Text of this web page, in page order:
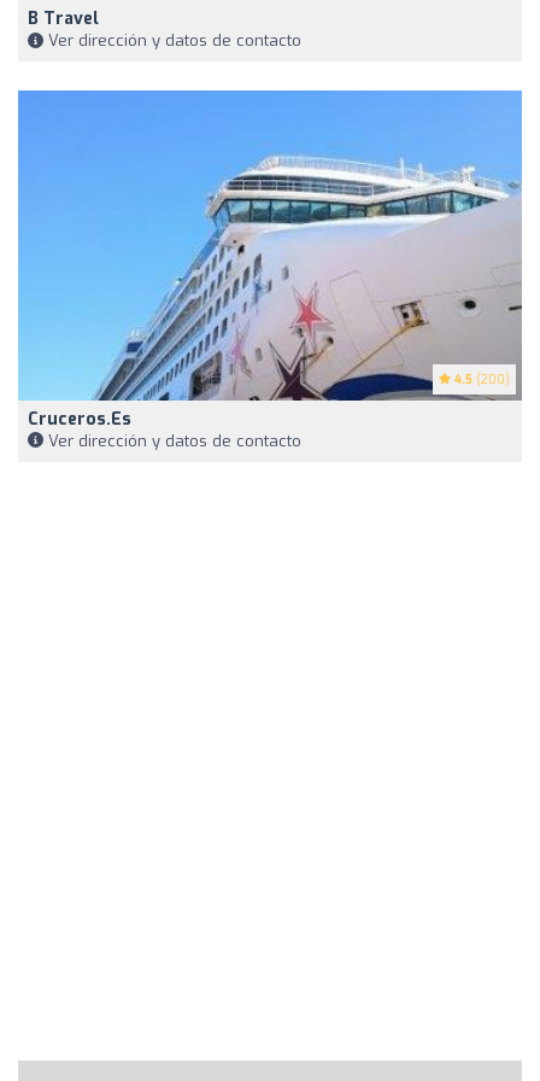
B Travel
Ver dirección y datos de contacto
4.5 (200)
Cruceros.es
Ver dirección y datos de contacto